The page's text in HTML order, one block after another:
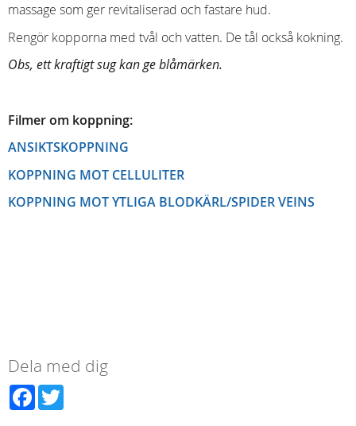
massage som ger revitaliserad och fastare hud.
Rengör kopporna med tvål och vatten. De tål också kokning.
Obs, ett kraftigt sug kan ge blåmärken.
Filmer om koppning:
ANSIKTSKOPPNING
KOPPNING MOT CELLULITER
KOPPNING MOT YTLIGA BLODKÄRL/SPIDER VEINS
Dela med dig
Facebook